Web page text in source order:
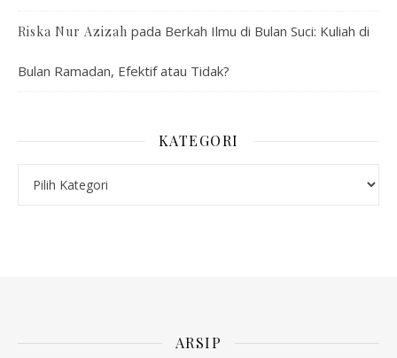
Riska Nur Azizah pada Berkah Ilmu di Bulan Suci: Kuliah di
Bulan Ramadan, Efektif atau Tidak?
KATEGORI
ARSIP